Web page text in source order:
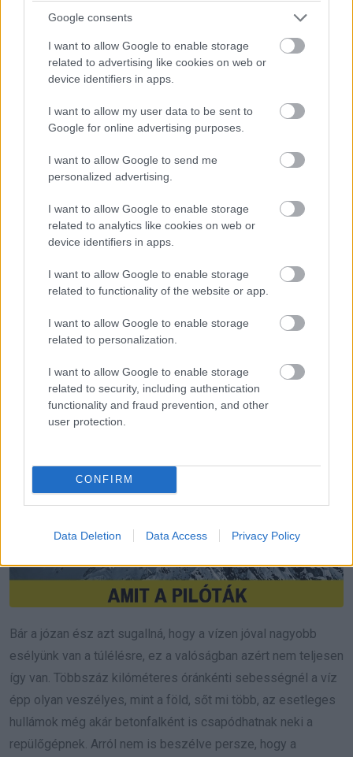
Google consents
I want to allow Google to enable storage
related to advertising like cookies on web or
device identifiers in apps.
I want to allow my user data to be sent to
Google for online advertising purposes.
I want to allow Google to send me
personalized advertising.
I want to allow Google to enable storage
related to analytics like cookies on web or
device identifiers in apps.
I want to allow Google to enable storage
related to functionality of the website or app.
I want to allow Google to enable storage
related to personalization.
I want to allow Google to enable storage
related to security, including authentication
functionality and fraud prevention, and other
user protection.
CONFIRM
Data Deletion Data Access Privacy Policy
túl gyakori, általában 300 méteres magasságtól a leszállásig
már a pilóták szokták irányítani a repülőgépeket, a műszeres
leszállórendszer (ILS) segítségével.
Hol biztonságosabb kényszerleszállni: a vízen vagy a
szárazföldön?
Bár a józan ész azt sugallná, hogy a vízen jóval nagyobb
esélyünk van a túlélésre, ez a valóságban azért nem teljesen
így van. Többszáz kilóméteres óránkénti sebességnél a víz
épp olyan veszélyes, mint a föld, sőt mi több, az esetleges
hullámok még akár betonfalként is csapódhatnak neki a
repülőgépnek. Arról nem is beszélve persze, hogy a